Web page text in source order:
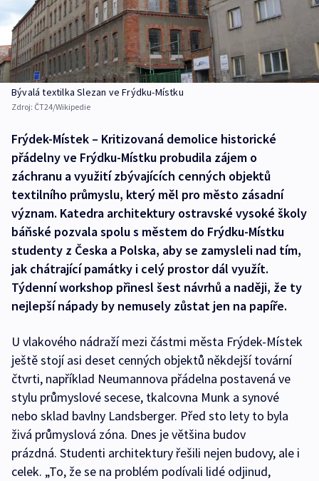
Bývalá textilka Slezan ve Frýdku-Místku
Zdroj: ČT24/Wikipedie
Frýdek-Místek – Kritizovaná demolice historické
přádelny ve Frýdku-Místku probudila zájem o
záchranu a využití zbývajících cenných objektů
textilního průmyslu, který měl pro město zásadní
význam. Katedra architektury ostravské vysoké školy
báňské pozvala spolu s městem do Frýdku-Místku
studenty z Česka a Polska, aby se zamysleli nad tím,
jak chátrající památky i celý prostor dál využít.
Týdenní workshop přinesl šest návrhů a naději, že ty
nejlepší nápady by nemusely zůstat jen na papíře.
U vlakového nádraží mezi částmi města Frýdek-Místek
ještě stojí asi deset cenných objektů někdejší tovární
čtvrti, například Neumannova přádelna postavená ve
stylu průmyslové secese, tkalcovna Munk a synové
nebo sklad bavlny Landsberger. Před sto lety to byla
živá průmyslová zóna. Dnes je většina budov
prázdná. Studenti architektury řešili nejen budovy, ale i
celek. „To, že se na problém podívali lidé odjinud,